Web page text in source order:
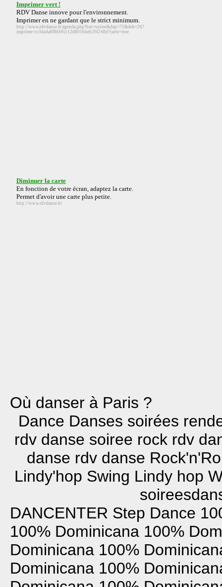
Imprimer vert !
RDV Danse innove pour l'environnement.
Imprimer en ne gardant que le strict minimum.
http://www.rdvdanse.fr/agenda.php?but=soiree&dep=75&deb=26?
imprime=cc3da4a8f86f45c12d8016beb2f4240d?carte=true
Diminuer la carte
En fonction de votre écran, adaptez la carte.
Permet d'avoir une carte plus petite.
http://www.rdvdanse.fr/
Où danser à Paris ?
Dance Danses soirées
rdv danse soiree rock rdv
danse rdv danse
Lindy'hop Swing Lindy hop
DANCENTER Step Dance
100% Dominicana 100%
Dominicana 100%
Dominicana 100%